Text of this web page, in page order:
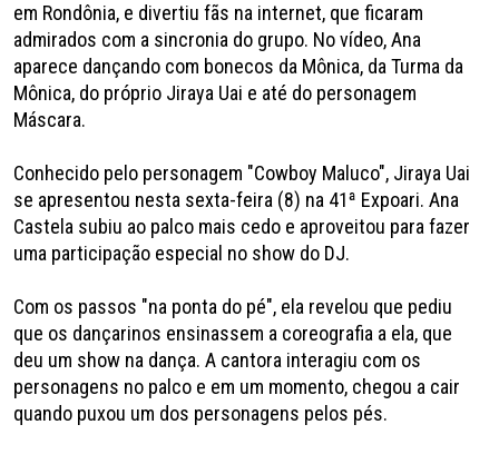
em Rondônia, e divertiu fãs na internet, que ficaram
admirados com a sincronia do grupo. No vídeo, Ana
aparece dançando com bonecos da Mônica, da Turma da
Mônica, do próprio Jiraya Uai e até do personagem
Máscara.
Conhecido pelo personagem "Cowboy Maluco", Jiraya Uai
se apresentou nesta sexta-feira (8) na 41ª Expoari. Ana
Castela subiu ao palco mais cedo e aproveitou para fazer
uma participação especial no show do DJ.
Com os passos "na ponta do pé", ela revelou que pediu
que os dançarinos ensinassem a coreografia a ela, que
deu um show na dança. A cantora interagiu com os
personagens no palco e em um momento, chegou a cair
quando puxou um dos personagens pelos pés.